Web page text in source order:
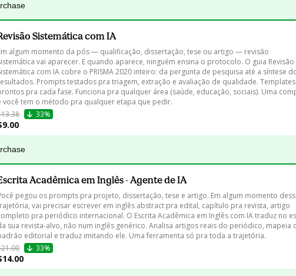
Sistemática com IA
algum momento da pós — qualificação, dissertação, tese ou artigo — revisão
vai aparecer. E quando aparece, ninguém ensina o protocolo. O guia Revisão
com IA cobre o PRISMA 2020 inteiro: da pergunta de pesquisa até a síntese
Prompts testados pra triagem, extração e avaliação de qualidade. Templates
pra cada fase. Funciona pra qualquer área (saúde, educação, sociais). Uma
você tem o método pra qualquer etapa que pedir.
33%
Acadêmica em Inglês - Agente de IA
pegou os prompts pra projeto, dissertação, tese e artigo. Em algum momento
vai precisar escrever em inglês abstract pra edital, capítulo pra revista, artigo
pra periódico internacional. O Escrita Acadêmica em Inglês com IA traduz no
sua revista-alvo, não num inglês genérico. Analisa artigos reais do periódico, mapeia
editorial e traduz imitando ele. Uma ferramenta só pra toda a trajetória.
33%